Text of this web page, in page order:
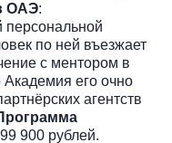
ОАЭ:
персональной
по ней въезжает
c ментором в
его очно
агентств
900 рублей.